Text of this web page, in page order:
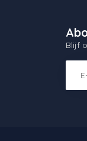
Blijf